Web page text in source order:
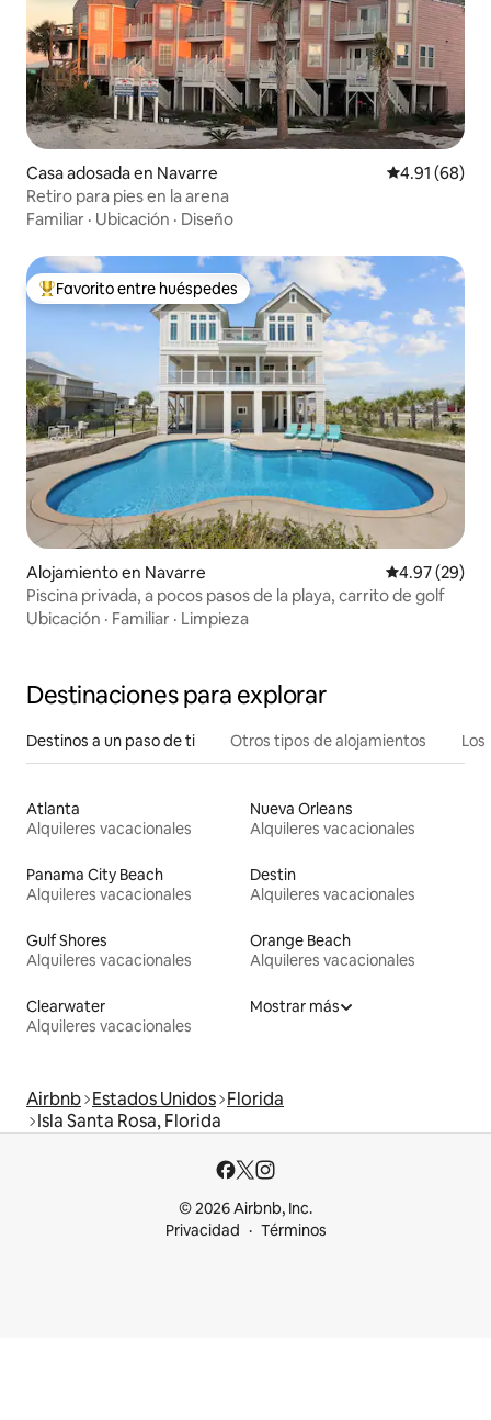
Casa adosada en Navarre Calificación
4.91 (68)
Retiro para pies en la arena
Familiar · Ubicación · Diseño
Favorito entre huéspedes preferido
Favorito entre huéspedes
Alojamiento en Navarre Calificación
4.97 (29)
Piscina privada, a pocos pasos de la playa, carrito de golf
Ubicación · Familiar · Limpieza
Destinaciones para explorar
Destinos a un paso de ti Otros tipos de alojamientos
Atlanta
Alquileres vacacionales
Nueva Orleans
Alquileres vacacionales
Panama City Beach
Alquileres vacacionales
Destin
Alquileres vacacionales
Gulf Shores
Alquileres vacacionales
Orange Beach
Alquileres vacacionales
Clearwater
Alquileres vacacionales
Mostrar más
Airbnb Estados Unidos Florida
Isla Santa Rosa, Florida
© 2026 Airbnb, Inc.
Privacidad
Términos